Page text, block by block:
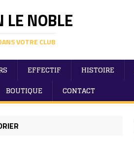
LE NOBLE
VOTRE CLUB
EFFECTIF HISTOIRE
BOUTIQUE CONTACT